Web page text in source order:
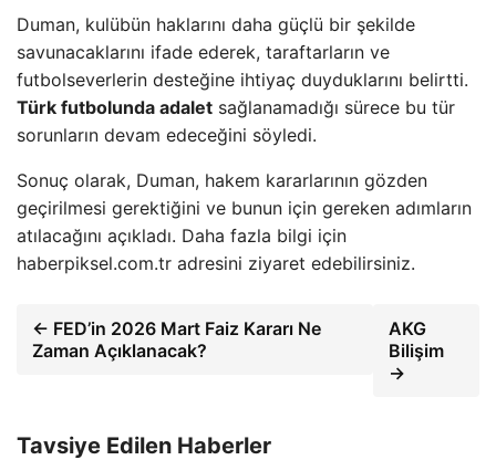
Duman, kulübün haklarını daha güçlü bir şekilde
savunacaklarını ifade ederek, taraftarların ve
futbolseverlerin desteğine ihtiyaç duyduklarını belirtti.
Türk futbolunda adalet sağlanamadığı sürece bu tür
sorunların devam edeceğini söyledi.
Sonuç olarak, Duman, hakem kararlarının gözden
geçirilmesi gerektiğini ve bunun için gereken adımların
atılacağını açıkladı. Daha fazla bilgi için
haberpiksel.com.tr adresini ziyaret edebilirsiniz.
← FED’in 2026 Mart Faiz Kararı Ne
Zaman Açıklanacak?
AKG
Bilişim
→
Tavsiye Edilen Haberler